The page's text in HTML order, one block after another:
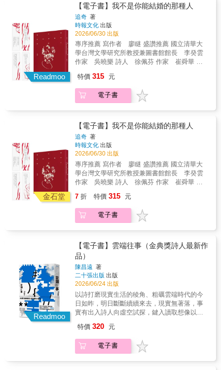
萊．林央敏──1990年代──陳明瑜．林亨泰．
莊柏林．陳 雷．胡民祥林良哲．林沈默．朱
約信．岩 上．張春凰陳明仁．路寒袖．陳明
章．沙卡布拉揚．江秀鳳蔣為文．黃勁連．卓
榮德．許正勳．吳易叡蘇紹連．方耀乾．許常
德──2000年代──李勤岸．王貞文．蔡文傑．
陳潔民．陳正雄吳易澄．顏信星．呂興昌．陳
廷宣．鄭雅怡許立昌．黃樹根．鹿耳門漁夫．
吳南圖．呂美親程鉄翼．周定邦．藍淑貞．張
斌．江育達──2010年代──李長青．鄭烱明．
王武雄．李敏勇．凃妙沂洪錦田．謝銘祐．利
玉芳．莫 渝．蘇 善康 原．李魁賢．施俊
州．黃 徙．胡長松王羅蜜多．曾美滿．伍
佰．陳 胤．黃文博韓 滿．顧德莎．李桂
媚．柯柏榮．蘇明淵──2020年代至今──鄭順
聰．杜信龍．蔡宛璇．黃明峯．柯智豪郭文
玄．李 瓜．林文平．林宇軒．廖鴻基温若喬
台語現代文學從清國時期發展至今，除了受到
戰前日本「言文一致」運動、中國白話文運
動、東亞近現代文學思潮的影響外，也吸收了
西方宗教的現代性發展出白話字（Pe̍h-ōe-jī）
文學，呈現多元而殊異的風格和體質。但經歷
了戰前戰後的國語政策，台語文學的歷史與實
踐不但經歷了坎坷的斷裂，在追尋藝術美學的
人，不斷透過詩歌探問語言的意義，在台語作
為文學語言與內容的辯證中，呈現出什麼樣的
掙扎與思考？從鄉土寫實、歷史政治到抽象前
衛，台語現代詩的聲音和韻律，又是如何回應
著每一個世代的台灣人的心聲（sim-siann）與
心情（sim-tsiânn）？本選集收錄戰前、戰後至
今共105首台語現代詩，含括白話字、台灣話文
與現代台文作品，以教育部推薦用字進行標準
化編修，便於當代讀者閱讀並查詢詞意。從台
灣民間歌謠、西方宗教詩歌、流行歌、文學運
本時代以來流傳吟唱的時代音律，以及詩人們
試圖掙脫「方言」的桎梏，以母語書寫發聲的
突圍之路。一起聆聽台語詩歌百年傳唱的獨特
Readmoo
【電子書】我不是你能結婚的那種人
追奇 著
時報文化 出版
2026/06/30 出版
專序推薦 寫作者 廖瞇 盛讚推薦 國立清華大
學台灣文學研究所教授兼圖書館館長 李癸雲
作家 吳曉樂 詩人 徐佩芬 作家 崔舜華 作
裡的人 一個受疾病纏身而無暇顧及未來，隨時
可以與生命毀約的怪物 注定無法投胎成被穩定
契約所收編的靈魂 2026年，追奇迎來出道十週
「不適格」的誠實自白：「我終於理解不是我
不想，而是我不能。這世界總是這樣，儘管過
去的自己曾經寫下『不願健康的人只能與健康
的人相愛，不願患病的人只得同患病的人沉
淪』，我想我依然敵不過生命運行的規則，因
此不再去輕易地相信任何可能帶給我幸福幻想
的假象。我不在這個局之中，我是自動登出的
玩家。」 「很多的結局是因為我們不適應太美
的天地 我們不需要一方處所去計劃 去實踐，去
倚靠的牆上，只有 一天活撐過一天的正字記號
斷裂地增長&hellip;&hellip;」 「『同病相連』
的意思，是否某方面在暗示我，沒有相同的
病，這輩子就別想相連了？」 「事到如今，我
依舊覺得那種平凡無奇、平淡到應當令人欣羨
的幸福，我這輩子都不可能明白的。」 「我只
是希望 我可以正常地去愛人 不要有人因為我的
愛 而感到害怕 我的愛並不可怕 愛我也並不可
怕」 這部作品，猶如一面摔碎後、又試圖以金
箔細細黏補的鏡子。它遍佈裂痕，卻在光影折
射間，映照出比完整無缺時更為剔透的真身。
特價 315 元
電子書
金石堂
【電子書】我不是你能結婚的那種人
追奇 著
時報文化 出版
2026/06/30 出版
專序推薦 寫作者 廖瞇 盛讚推薦 國立清華大
學台灣文學研究所教授兼圖書館館長 李癸雲
作家 吳曉樂 詩人 徐佩芬 作家 崔舜華 作
裡的人 一個受疾病纏身而無暇顧及未來，隨時
可以與生命毀約的怪物 注定無法投胎成被穩定
契約所收編的靈魂 2026年，追奇迎來出道十週
「不適格」的誠實自白：「我終於理解不是我
不想，而是我不能。這世界總是這樣，儘管過
去的自己曾經寫下『不願健康的人只能與健康
的人相愛，不願患病的人只得同患病的人沉
淪』，我想我依然敵不過生命運行的規則，因
此不再去輕易地相信任何可能帶給我幸福幻想
的假象。我不在這個局之中，我是自動登出的
玩家。」 「很多的結局是因為我們不適應太美
的天地 我們不需要一方處所去計劃 去實踐，去
完成，去培養 我們是任一處所拒絕的對象 我們
斷裂地增長&hellip;&hellip;」 「『同病相連』
的意思，是否某方面在暗示我，沒有相同的
病，這輩子就別想相連了？」 「事到如今，我
7 折 特價 315 元
電子書
Readmoo
【電子書】雲端往事（金典獎詩人最新作
品）
陳昌遠 著
二十張出版 出版
2026/06/24 出版
以詩打磨現實生活的稜角、粗礪雲端時代的今
日如昨，明日斷斷續續來去，現實無著落，事
實有出入詩人向虛空試探，鍵入讀取想像以最
種心靈紀錄、描述，無法超前或預言未來，這
裡的每一首詩，必定成為「一則往事」。我努
力抱持美好幻想：如果未來的雲端更為暴力、
特價 320 元
電子書